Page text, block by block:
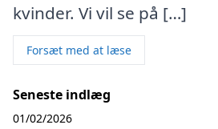
kvinder. Vi vil se på […]
Forsæt med at læse
Seneste indlæg
01/02/2026